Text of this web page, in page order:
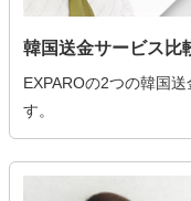
韓国送金サービス比
EXPAROの2つの韓国
す。